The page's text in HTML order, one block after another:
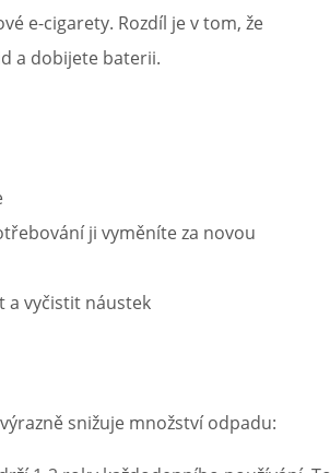
e-cigarety. Rozdíl je v tom, že
a dobijete baterii.
ji vyměníte za novou
a vyčistit náustek
snižuje množství odpadu: